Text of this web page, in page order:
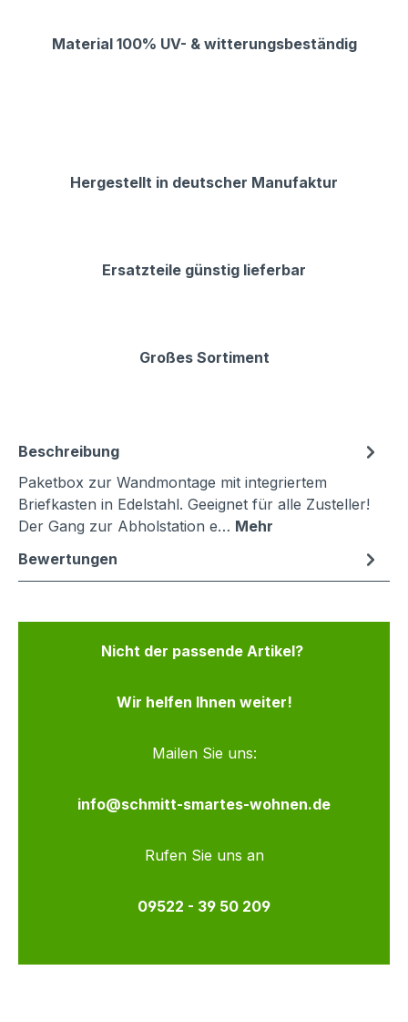
Material 100% UV- & witterungsbeständig
Hergestellt in deutscher Manufaktur
Ersatzteile günstig lieferbar
Großes Sortiment
Beschreibung
Paketbox zur Wandmontage mit integriertem
Briefkasten in Edelstahl. Geeignet für alle Zusteller!
Der Gang zur Abholstation e… Mehr
Bewertungen
Nicht der passende Artikel?
Wir helfen Ihnen weiter!
Mailen Sie uns:
info@schmitt-smartes-wohnen.de
Rufen Sie uns an
09522 - 39 50 209